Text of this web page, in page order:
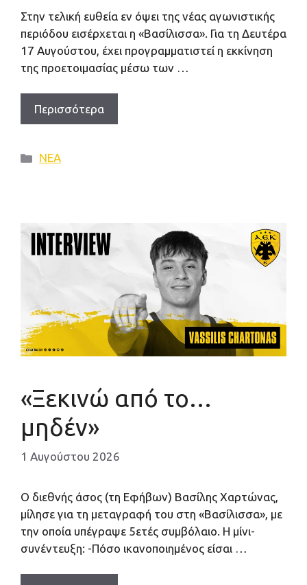
Στην τελική ευθεία εν όψει της νέας αγωνιστικής
περιόδου εισέρχεται η «Βασίλισσα». Για τη Δευτέρα
17 Αυγούστου, έχει προγραμματιστεί η εκκίνηση
της προετοιμασίας μέσω των …
Περισσότερα
Κατηγορίες
ΝΕΑ
«Ξεκινώ από το…
μηδέν»
1 Αυγούστου 2026
Ο διεθνής άσος (τη Εφήβων) Βασίλης Χαρτώνας,
μίλησε για τη μεταγραφή του στη «Βασίλισσα», με
την οποία υπέγραψε 5ετές συμβόλαιο. Η μίνι-
συνέντευξη: -Πόσο ικανοποιημένος είσαι …